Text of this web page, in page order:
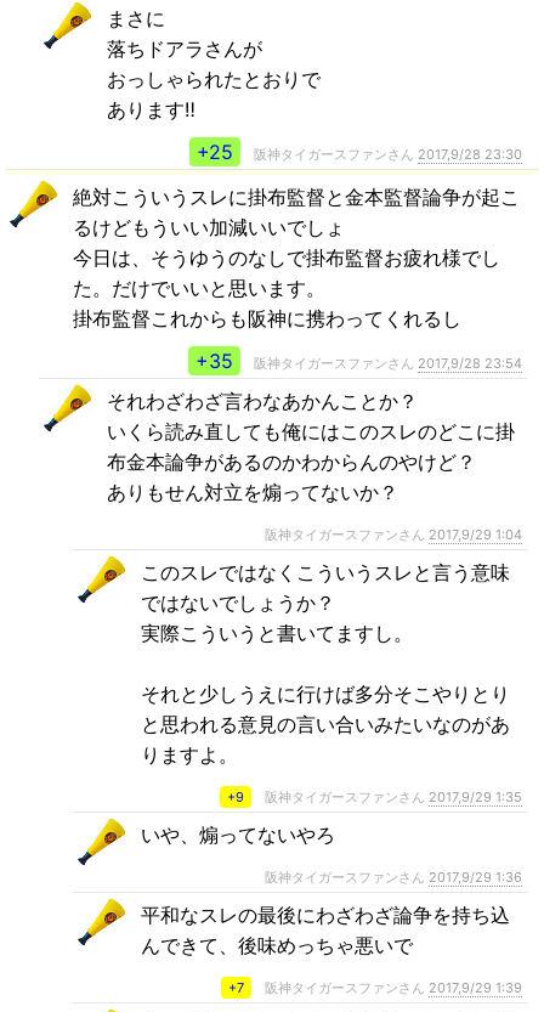
まさに
落ちドアラさんが
おっしゃられたとおりで
あります‼
+25
阪神タイガースファンさん 2017,9/28 23:30
絶対こういうスレに掛布監督と金本監督論争が起こ
るけどもういい加減いいでしょ
今日は、そうゆうのなしで掛布監督お疲れ様でし
た。だけでいいと思います。
掛布監督これからも阪神に携わってくれるし
+35
阪神タイガースファンさん 2017,9/28 23:54
それわざわざ言わなあかんことか？
いくら読み直しても俺にはこのスレのどこに掛
布金本論争があるのかわからんのやけど？
ありもせん対立を煽ってないか？
阪神タイガースファンさん 2017,9/29 1:04
このスレではなくこういうスレと言う意味
ではないでしょうか？
実際こういうと書いてますし。
それと少しうえに行けば多分そこやりとり
と思われる意見の言い合いみたいなのがあ
りますよ。
+9 阪神タイガースファンさん 2017,9/29 1:35
いや、煽ってないやろ
阪神タイガースファンさん 2017,9/29 1:36
平和なスレの最後にわざわざ論争を持ち込
んできて、後味めっちゃ悪いで
+7 阪神タイガースファンさん 2017,9/29 1:39